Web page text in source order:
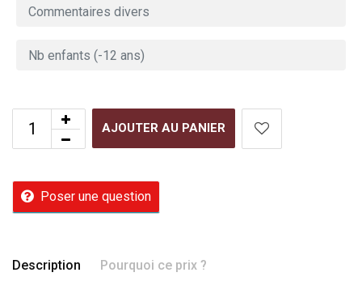
AJOUTER AU PANIER
Poser une question
Description Pourquoi ce prix ?